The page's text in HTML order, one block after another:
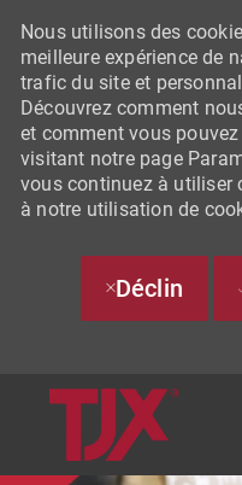
SKIP TO
Nous utilisons des
meilleure expérience de
trafic du site et
Découvrez comment
et comment vous
visitant notre page
vous continuez à utiliser
à notre utilisation de
Déclin